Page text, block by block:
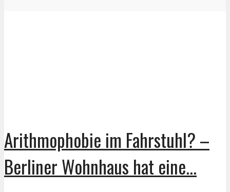
Arithmophobie im Fahrstuhl? –
Berliner Wohnhaus hat eine...